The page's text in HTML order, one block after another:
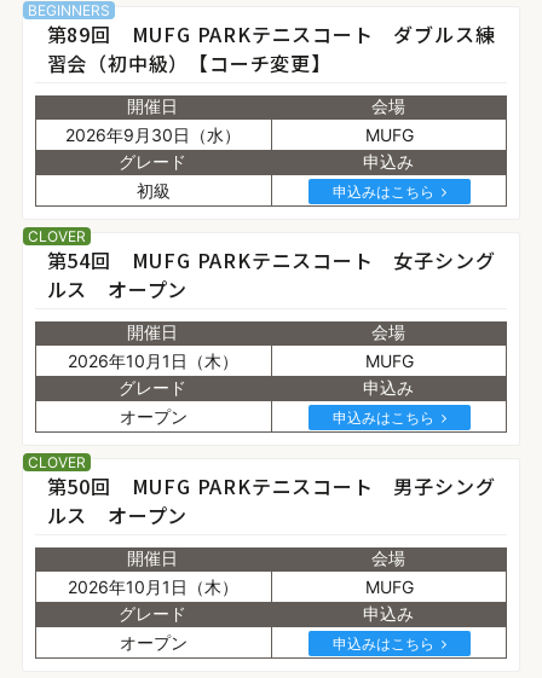
第89回 MUFG PARKテニスコート ダブルス練
習会（初中級）【コーチ変更】
開催日
2026年9月30日（水）
会場
MUFG
グレード
初級
申込み
申込みはこちら
BEGINNERS
第54回 MUFG PARKテニスコート 女子シング
ルス オープン
開催日
2026年10月1日（木）
会場
MUFG
グレード
オープン
申込み
申込みはこちら
CLOVER
第50回 MUFG PARKテニスコート 男子シング
ルス オープン
開催日
2026年10月1日（木）
会場
MUFG
グレード
オープン
申込み
申込みはこちら
CLOVER